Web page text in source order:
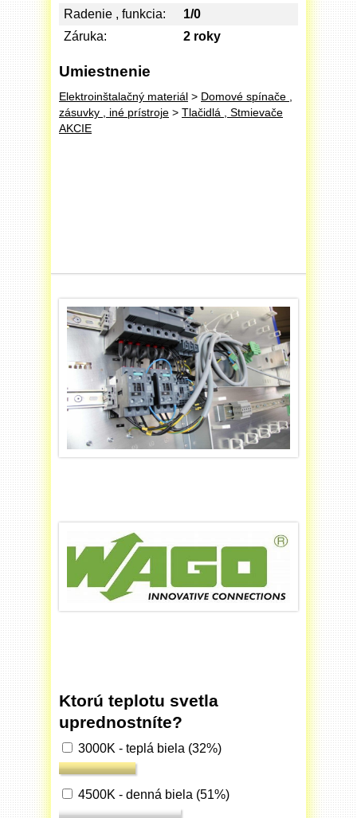
Radenie , funkcia:
1/0
Záruka:
2 roky
Umiestnenie
Elektroinštalačný materiál > Domové spínače ,
zásuvky , iné prístroje > Tlačidlá , Stmievače
AKCIE
Ktorú teplotu svetla
uprednostníte?
3000K - teplá biela (32%)
4500K - denná biela (51%)